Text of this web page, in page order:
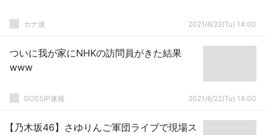
カナ速 2021/6/22(Tu) 14:00
ついに我が家にNHKの訪問員がきた結果
www
GOSSIP速報 2021/6/22(Tu) 14:00
【乃木坂46】さゆりんご軍団ライブで現場ス